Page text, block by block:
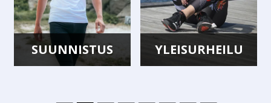
SUUNNISTUS YLEISURHEILU